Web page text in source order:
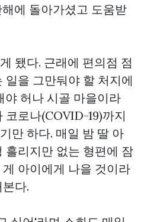
에 돌아가셨고 도움받
됐다. 근래에 편의점 점
일을 그만둬야 할 처지에
야 허나 시골 마을이라
로나(COVID-19)까지
만 하다. 매일 밤 딸 아
흘리지만 없는 형편에 잠
아이에게 나을 것이라
다.